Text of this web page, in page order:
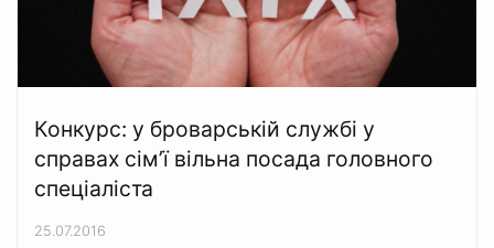
Конкурс: у броварській службі у
справах сім’ї вільна посада головного
спеціаліста
25.07.2016